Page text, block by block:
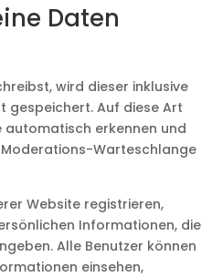
Daten
wird dieser inklusive
gespeichert. Auf diese Art
erkennen und
Warteschlange
Website registrieren,
Informationen, die
Alle Benutzer können
einsehen,